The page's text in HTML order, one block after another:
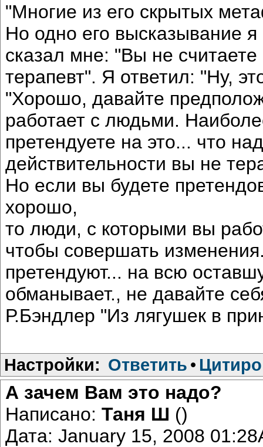
"Многие из его скрытых
Но одно его высказывание
сказал мне: "Вы не
терапевт". Я ответил: "Ну,
"Хорошо, давайте
работает с людьми.
претендуете на это... что
действительности вы не
Но если вы будете
хорошо,
то люди, с которыми вы
чтобы совершать
претендуют... на всю
обманывает., не давайте
Р.Бэндлер "Из лягушек в
Настройки: Ответить •
А зачем Вам это надо?
Написано: Таня Ш ()
Дата: January 15, 2008